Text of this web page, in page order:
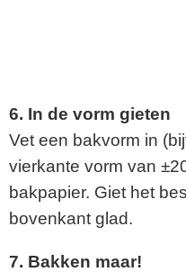
6. In de vorm gieten
Vet een bakvorm in
vierkante vorm van
bakpapier. Giet het
bovenkant glad.
7. Bakken maar!